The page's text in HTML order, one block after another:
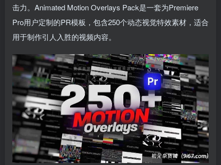
击力。Animated Motion Overlays Pack是一套为Premiere
Pro用户定制的PR模板，包含250个动态视觉特效素材，适合
用于制作引人入胜的视频内容。